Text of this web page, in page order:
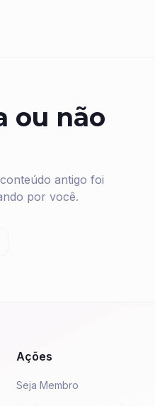
ou não
antigo foi
por você.
Ações
Seja Membro